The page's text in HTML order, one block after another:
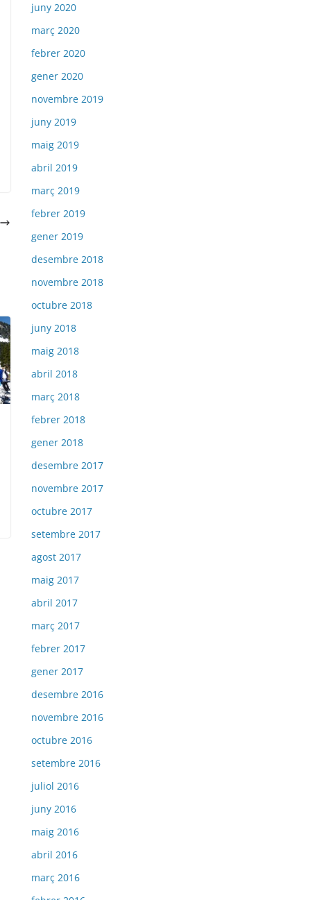
juny 2020
març 2020
febrer 2020
gener 2020
novembre 2019
juny 2019
maig 2019
abril 2019
març 2019
febrer 2019
gener 2019
desembre 2018
novembre 2018
octubre 2018
juny 2018
maig 2018
abril 2018
març 2018
febrer 2018
gener 2018
desembre 2017
novembre 2017
octubre 2017
setembre 2017
agost 2017
maig 2017
abril 2017
març 2017
febrer 2017
gener 2017
desembre 2016
novembre 2016
octubre 2016
setembre 2016
juliol 2016
juny 2016
maig 2016
abril 2016
març 2016